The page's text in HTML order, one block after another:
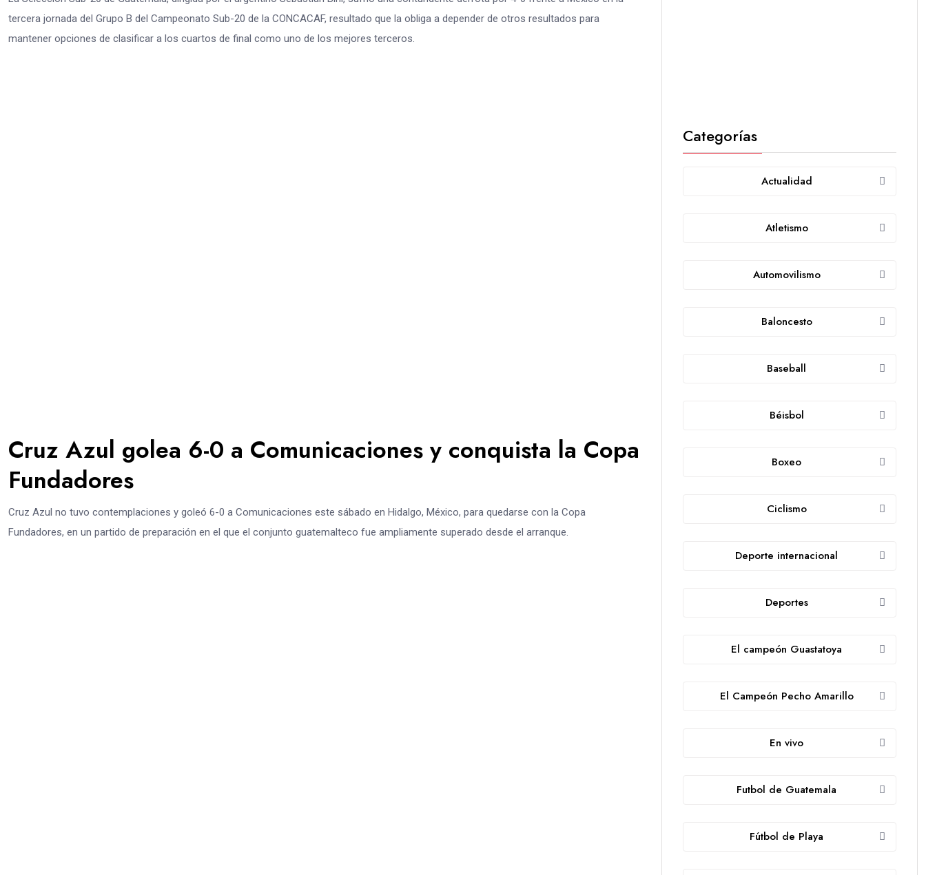
tercera jornada del Grupo B del Campeonato Sub-20 de la CONCACAF, resultado que la obliga a depender de otros resultados para
mantener opciones de clasificar a los cuartos de final como uno de los mejores terceros.
Cruz Azul golea 6-0 a Comunicaciones y conquista la Copa
Fundadores
Cruz Azul no tuvo contemplaciones y goleó 6-0 a Comunicaciones este sábado en Hidalgo, México, para quedarse con la Copa
Fundadores, en un partido de preparación en el que el conjunto guatemalteco fue ampliamente superado desde el arranque.
Categorías
Actualidad
Atletismo
Automovilismo
Baloncesto
Baseball
Béisbol
Boxeo
Ciclismo
Deporte internacional
Deportes
El campeón Guastatoya
El Campeón Pecho Amarillo
En vivo
Futbol de Guatemala
Fútbol de Playa